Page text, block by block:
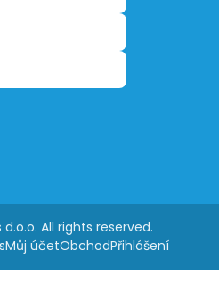
All rights reserved.
Můj účetObchodPřihlášení